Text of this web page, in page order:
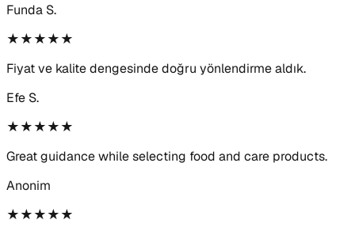
Funda S.
★★★★★
Fiyat ve kalite dengesinde doğru yönlendirme aldık.
Efe S.
★★★★★
Great guidance while selecting food and care products.
Anonim
★★★★★